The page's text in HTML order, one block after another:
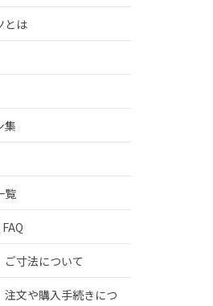
とは
集
覧
寸法について
文や購入手続きにつ